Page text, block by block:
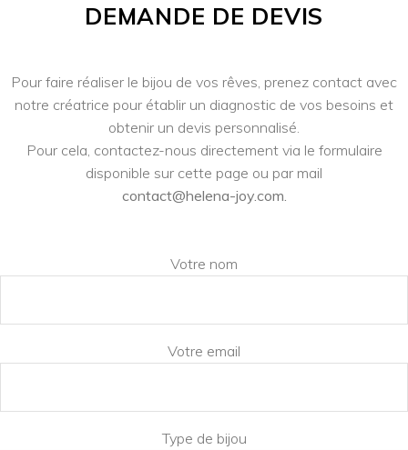
DEMANDE DE DEVIS
Pour faire réaliser le bijou de vos rêves, prenez contact avec
notre créatrice pour établir un diagnostic de vos besoins et
obtenir un devis personnalisé.
Pour cela, contactez-nous directement via le formulaire
disponible sur cette page ou par mail
contact@helena-joy.com
Votre nom
Votre email
Type de bijou